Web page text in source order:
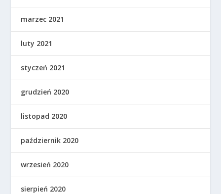
marzec 2021
luty 2021
styczeń 2021
grudzień 2020
listopad 2020
październik 2020
wrzesień 2020
sierpień 2020